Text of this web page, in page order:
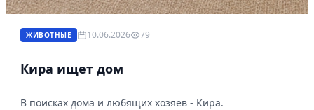
ЖИВОТНЫЕ 10.06.2026 79
Кира ищет дом
В поисках дома и любящих хозяев - Кира.